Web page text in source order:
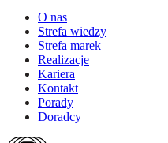
O nas
Strefa wiedzy
Strefa marek
Realizacje
Kariera
Kontakt
Porady
Doradcy